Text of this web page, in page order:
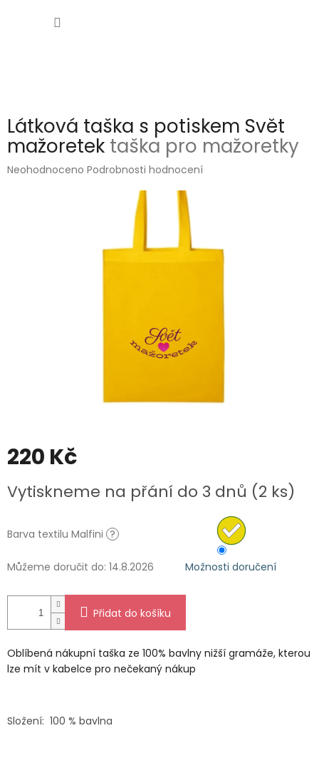
Látková taška s potiskem Svět
mažoretek taška pro mažoretky
Průměrné
Neohodnoceno Podrobnosti hodnocení
220 Kč
cena:
Vytiskneme na přání do 3 dnů (2 ks)
Barva textilu Malfini ?
Můžeme doručit do: 14.8.2026 Možnosti doručení
Přidat do košíku
Oblíbená nákupní taška ze 100% bavlny nižší gramáže, kterou
lze mít v kabelce pro nečekaný nákup
Složení: 100 % bavlna